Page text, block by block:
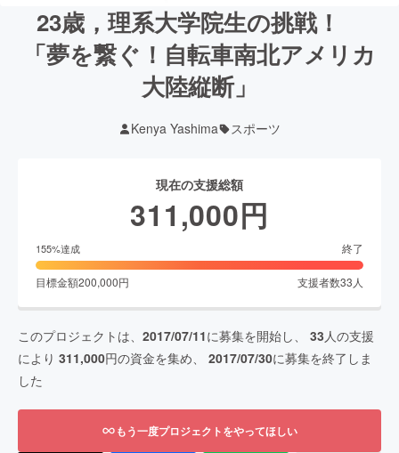
23歳，理系大学院生の挑戦！
「夢を繋ぐ！自転車南北アメリカ
大陸縦断」
Kenya Yashima スポーツ
現在の支援総額
311,000円
155%達成 終了
目標金額200,000円 支援者数33 人
このプロジェクトは、 2017/07/11に募集を開始し、 33人の支援
により 311,000円の資金を集め、 2017/07/30に募集を終了しま
した
もう一度プロジェクトをやってほしい